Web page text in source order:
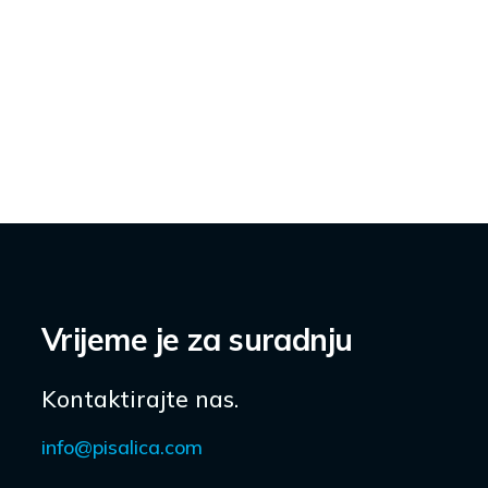
Vrijeme je za suradnju
Kontaktirajte nas.
info@pisalica.com